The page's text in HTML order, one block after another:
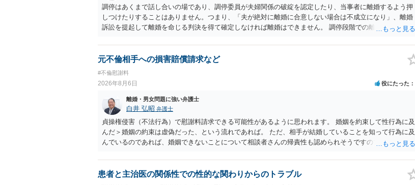
調停はあくまで話し合いの場であり、調停委員が夫婦関係の破綻を認定したり、当事者に離婚するよう押
しつけたりすることはありません。つまり、「夫が絶対に離婚に合意しない場合は不成立になり」、離婚
訴訟を提起して離婚を命じる判決を得て確定しなければ離婚はできません。 調停段階での離婚成立を希望
ば、夫から「この条件なら離婚してもよい」として提示された条件を全部丸呑みする、という方法しかな
いかもしれません）。ただ、離婚訴訟をしたくないという考えを見透かされてしまうと、逆に足下を見ら
淡々と調停不成立にして離婚訴訟で離婚原因を主張し、判決へ持っていく方が近道であることも少なくあ
りません。見通し等を含め、弁護士へ相談・依頼した方がよいと思います。
元不倫相手への損害賠償請求など
#不倫慰謝料
2026年8月6日 役にたった
離婚・男女問題に強い弁護士
白井 弘昭 弁護士
貞操権侵害（不法行為）で慰謝料請求できる可能性があるように思われます。 婚姻を約束して性行為に及
んだ＞婚姻の約束は虚偽だった、という流れであれば。 ただ、相手が結婚していることを知って行為に及
んでいるのであれば、婚姻できないことについて相談者さんの帰責性も認められそうですので、あまり慰
患者と主治医の関係性での性的な関わりからのトラブル